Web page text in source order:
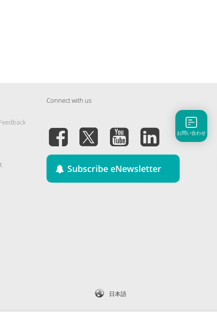
Connect with us
Subscribe eNewsletter
日本語
お問い合わせ